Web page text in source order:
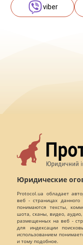
viber
Юридические
Protocol.ua обладает
веб - страницах
понимаются тексты,
шота, сканы, видео,
размещенных на веб -
для индексации
использованием
и тому подобное.